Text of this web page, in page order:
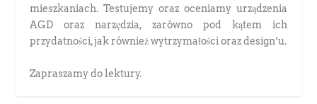
mieszkaniach. Testujemy oraz oceniamy urządzenia
AGD oraz narzędzia, zarówno pod kątem ich
przydatności, jak również wytrzymałości oraz design’u.
Zapraszamy do lektury.